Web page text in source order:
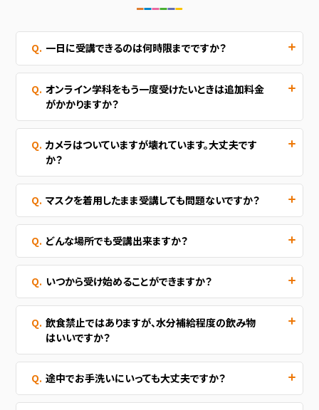
一日に受講できるのは何時限までですか？
オンライン学科をもう一度受けたいときは追加料金
がかかりますか？
カメラはついていますが壊れています。大丈夫です
か？
マスクを着用したまま受講しても問題ないですか？
どんな場所でも受講出来ますか？
いつから受け始めることができますか？
飲食禁止ではありますが、水分補給程度の飲み物
はいいですか？
途中でお手洗いにいっても大丈夫ですか？